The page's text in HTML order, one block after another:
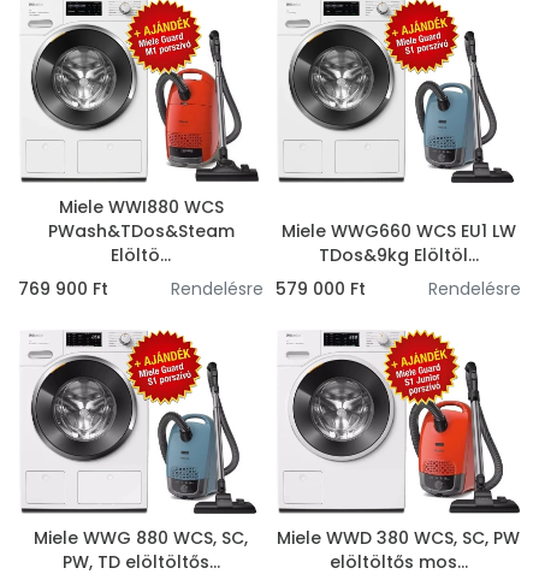
Miele WWI880 WCS
PWash&TDos&Steam
Elöltö...
769 900 Ft
Rendelésre
Miele WWG660 WCS EU1 LW
TDos&9kg Elöltöl...
579 000 Ft
Rendelésre
Miele WWG 880 WCS, SC,
PW, TD elöltöltős...
Miele WWD 380 WCS, SC, PW
elöltöltős mos...